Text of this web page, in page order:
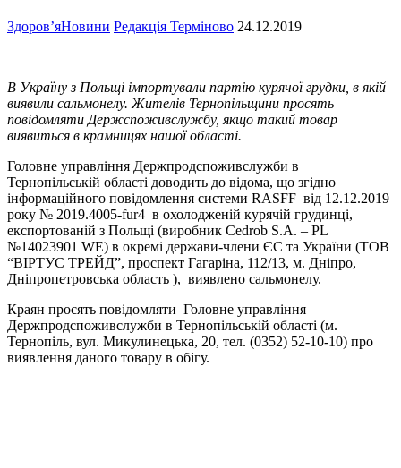
Здоров’яНовини Редакція Терміново 24.12.2019
В Україну з Польщі імпортували партію курячої грудки, в якій
виявили сальмонелу. Жителів Тернопільщини просять
повідомляти Держспоживслужбу, якщо такий товар
виявиться в крамницях нашої області.
Головне управління Держпродспоживслужби в
Тернопільській області доводить до відома, що згідно
інформаційного повідомлення системи RASFF від 12.12.2019
року № 2019.4005-fur4 в охолодженій курячій грудинці,
експортованій з Польщі (виробник Cedrob S.A. – PL
№14023901 WE) в окремі держави-члени ЄC та України (ТОВ
“ВІРТУС ТРЕЙД”, проспект Гагаріна, 112/13, м. Дніпро,
Дніпропетровська область ), виявлено сальмонелу.
Краян просять повідомляти Головне управління
Держпродспоживслужби в Тернопільській області (м.
Тернопіль, вул. Микулинецька, 20, тел. (0352) 52-10-10) про
виявлення даного товару в обігу.